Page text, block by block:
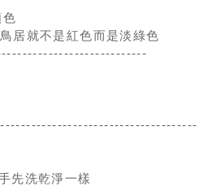
居就不是紅色而是淡綠色
先洗乾淨一樣